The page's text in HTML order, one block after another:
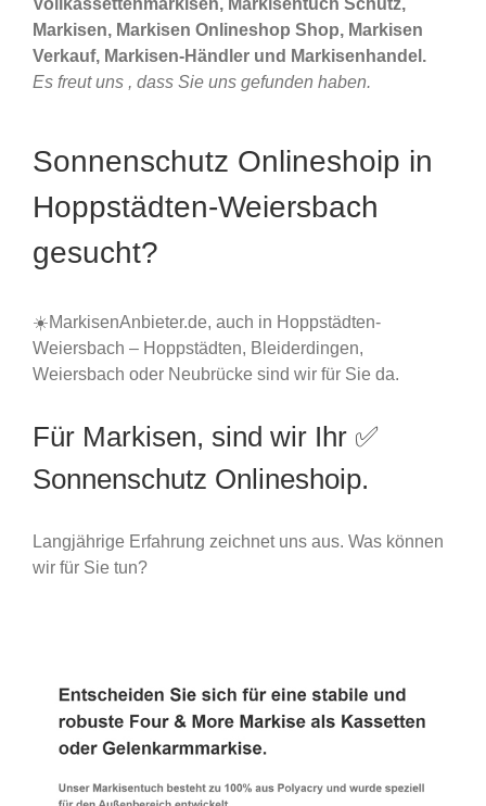
Vollkassettenmarkisen, Markisentuch Schutz,
Markisen, Markisen Onlineshop Shop, Markisen
Verkauf, Markisen-Händler und Markisenhandel.
Es freut uns , dass Sie uns gefunden haben.
Sonnenschutz Onlineshoip in
Hoppstädten-Weiersbach
gesucht?
☀️MarkisenAnbieter.de, auch in Hoppstädten-
Weiersbach – Hoppstädten, Bleiderdingen,
Weiersbach oder Neubrücke sind wir für Sie da.
Für Markisen, sind wir Ihr ✅
Sonnenschutz Onlineshoip.
Langjährige Erfahrung zeichnet uns aus. Was können
wir für Sie tun?